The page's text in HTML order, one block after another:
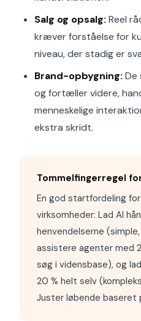
Salg og opsalg: Reel
kræver forståelse for
niveau, der stadig er
Brand-opbygning: De
og fortæller videre,
menneskelige
ekstra skridt.
Tommelfingerregel
En god startfordeling
virksomheder: Lad AI
henvendelserne
assistere agenter med
søg i vidensbase), og
20 % helt selv
Juster løbende baseret